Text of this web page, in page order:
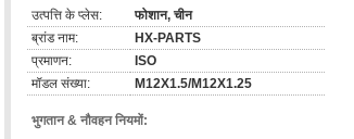
उत्पत्ति के प्लेस:
फोशान, चीन
ब्रांड नाम:
HX-PARTS
प्रमाणन:
ISO
मॉडल संख्या:
M12X1.5/M12X1.25
भुगतान & नौवहन नियमों: